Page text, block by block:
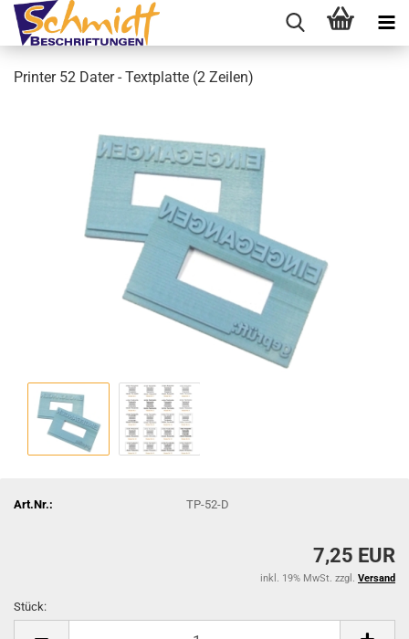
Printer 52 Dater - Textplatte (2 Zeilen)
Art.Nr.: TP-52-D
7,25 EUR
inkl. 19% MwSt. zzgl. Versand
Stück: